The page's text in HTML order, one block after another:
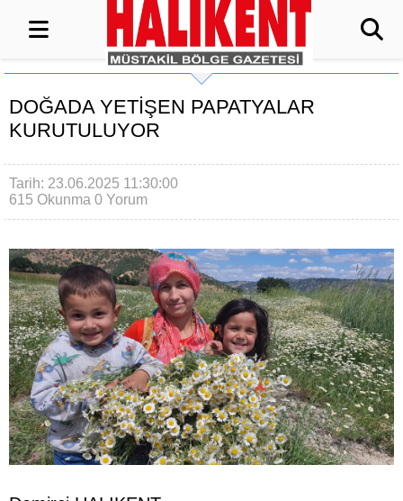
DOĞADA YETİŞEN PAPATYALAR
KURUTULUYOR
Tarih: 23.06.2025 11:30:00
615 Okunma 0 Yorum